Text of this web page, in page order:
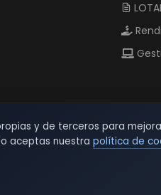
y de terceros para
aceptas nuestra política de